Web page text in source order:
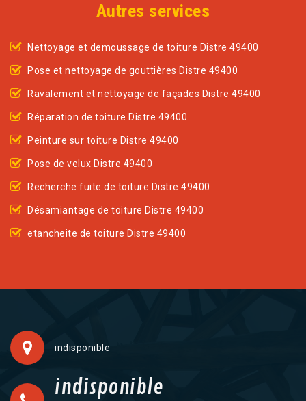
Autres services
Nettoyage et demoussage de toiture Distre 49400
Pose et nettoyage de gouttières Distre 49400
Ravalement et nettoyage de façades Distre 49400
Réparation de toiture Distre 49400
Peinture sur toiture Distre 49400
Pose de velux Distre 49400
Recherche fuite de toiture Distre 49400
Désamiantage de toiture Distre 49400
etancheite de toiture Distre 49400
indisponible
indisponible